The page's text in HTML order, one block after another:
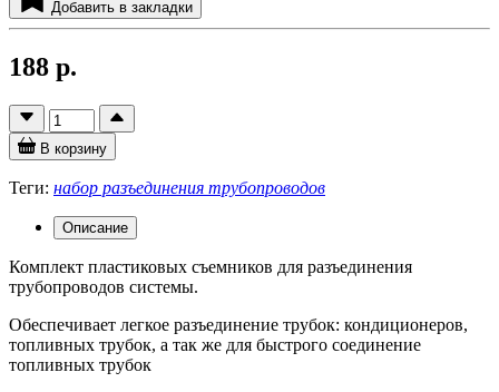
Добавить в закладки
188 р.
В корзину
Теги: набор разъединения трубопроводов
Описание
Комплект пластиковых съемников для разъединения
трубопроводов системы.
Обеспечивает легкое разъединение трубок: кондиционеров,
топливных трубок, а так же для быстрого соединение
топливных трубок